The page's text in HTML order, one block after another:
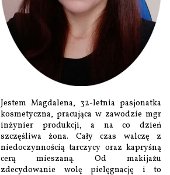
Jestem Magdalena, 32-letnia pasjonatka
kosmetyczna, pracująca w zawodzie mgr
inżynier produkcji, a na co dzień
szczęśliwa żona. Cały czas walczę z
niedoczynnością tarczycy oraz kapryśną
cerą mieszaną. Od makijażu
zdecydowanie wolę pielęgnację i to